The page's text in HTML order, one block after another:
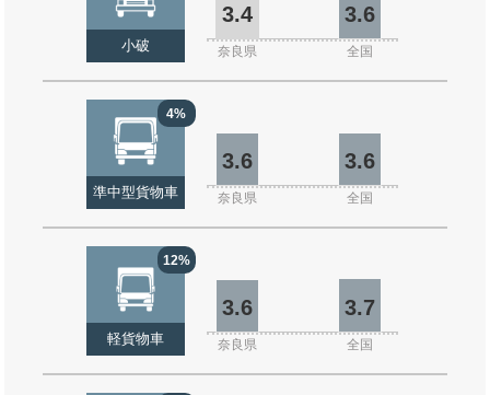
小破
3.4 3.6
奈良県 全国
4%
準中型貨物車
3.6 3.6
奈良県 全国
12%
軽貨物車
3.6 3.7
奈良県 全国